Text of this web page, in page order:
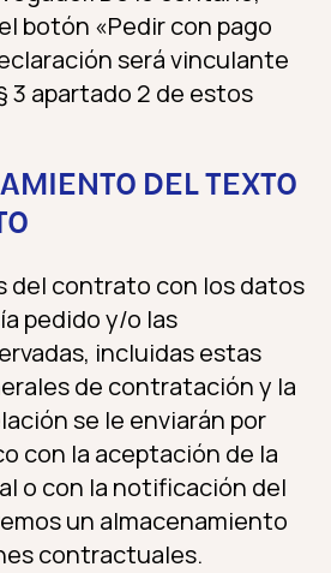
botón «Pedir con pago
será vinculante
3 apartado 2 de estos
DEL TEXTO
del contrato con los datos
pedido y/o las
incluidas estas
de contratación y la
se le enviarán por
con la aceptación de la
o con la notificación del
un almacenamiento
contractuales.